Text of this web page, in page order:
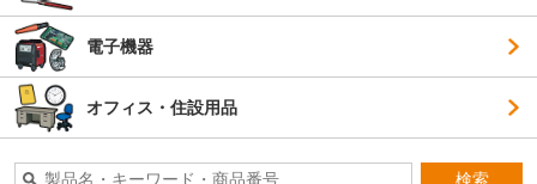
電子機器
オフィス・住設用品
検索